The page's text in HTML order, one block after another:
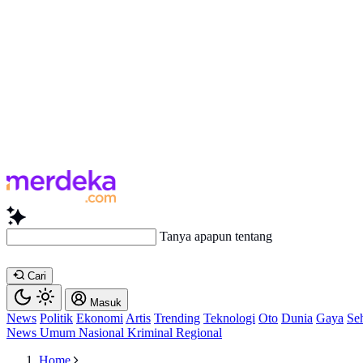
Tanya apapun tentang artikel in
Cari
Masuk
News Politik Ekonomi Artis Trending Teknologi Oto Dunia Gaya
News Umum Nasional Kriminal Regional
Home